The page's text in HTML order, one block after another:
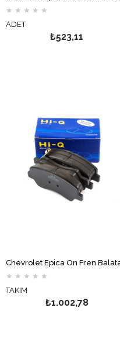
★ ★ ★ ★ ★
ADET
₺523,11
★ ★ ★ ★ ★
TAKIM
₺1.002,78